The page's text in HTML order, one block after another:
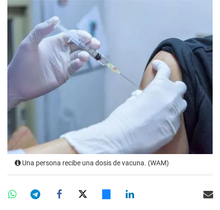
Una persona recibe una dosis de vacuna. (WAM)